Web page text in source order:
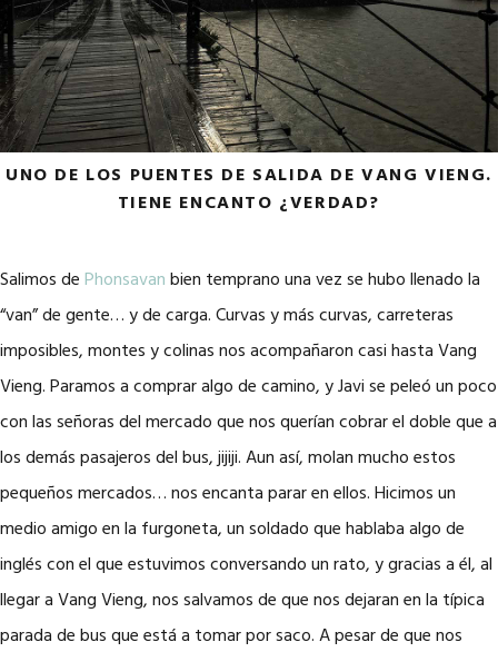
UNO DE LOS PUENTES DE SALIDA DE VANG VIENG.
TIENE ENCANTO ¿VERDAD?
Salimos dePhonsavanbien temprano una vez se hubo llenado la
“van” de gente… y de carga. Curvas y más curvas, carreteras
imposibles, montes y colinas nos acompañaron casi hasta Vang
Vieng. Paramos a comprar algo de camino, y Javi se peleó un poco
con las señoras del mercado que nos querían cobrar el doble que a
los demás pasajeros del bus, jijiji. Aun así, molan mucho estos
pequeños mercados… nos encanta parar en ellos. Hicimos un
medio amigo en la furgoneta, un soldado que hablaba algo de
inglés con el que estuvimos conversando un rato, y gracias a él, al
llegar a Vang Vieng, nos salvamos de que nos dejaran en la típica
parada de bus que está a tomar por saco. A pesar de que nos